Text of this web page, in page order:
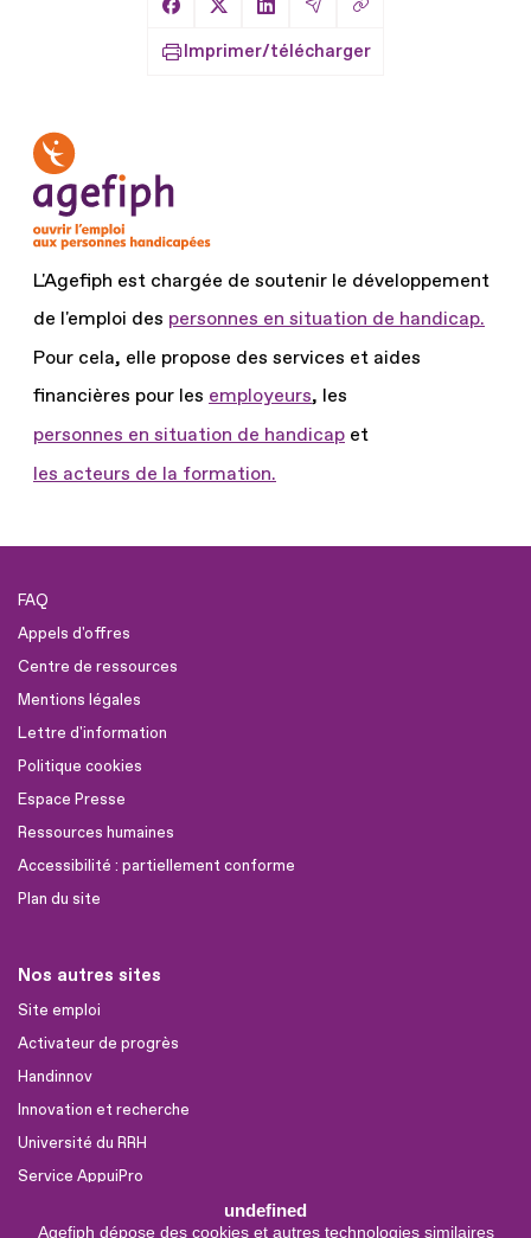
undefined
Agefiph dépose des cookies et autres technologies similaires
Partager sur Facebook
Partager sur X
Partager sur LinkedIn
Partager par Email
Copier le lien
Imprimer/télécharger
L'Agefiph est chargée de soutenir le développement
de l'emploi des personnes en situation de handicap.
Pour cela, elle propose des services et aides
financières pour les employeurs, les
personnes en situation de handicap et
les acteurs de la formation.
FAQ
Appels d'offres
Centre de ressources
Mentions légales
Lettre d'information
Politique cookies
Espace Presse
Ressources humaines
Accessibilité : partiellement conforme
Plan du site
Nos autres sites
Site emploi
Activateur de progrès
Handinnov
Innovation et recherche
Université du RRH
Service AppuiPro